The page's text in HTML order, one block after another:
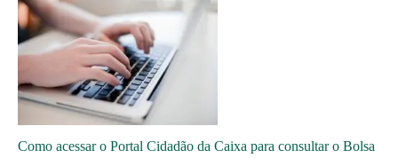
Como acessar o Portal Cidadão da Caixa para consultar o Bolsa